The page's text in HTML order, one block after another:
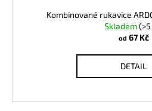
Kombinované rukavice
Skladem
od 67 Kč
DETAIL